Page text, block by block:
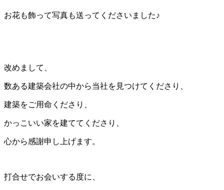
お花も飾って写真も送ってくださいました♪
改めまして、
数ある建築会社の中から当社を見つけてくださり、
建築をご用命くださり、
かっこいい家を建ててくださり、
心から感謝申し上げます。
打合せでお会いする度に、